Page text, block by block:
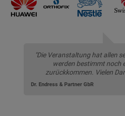
"Die Veranstaltung hat allen
werden bestimmt noch
zurückkommen. Vielen
Dr. Endress & Partner GbR